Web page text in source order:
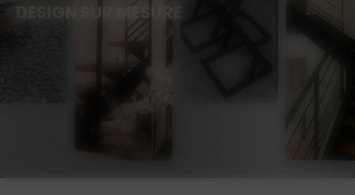
DESIGN SUR MESURE